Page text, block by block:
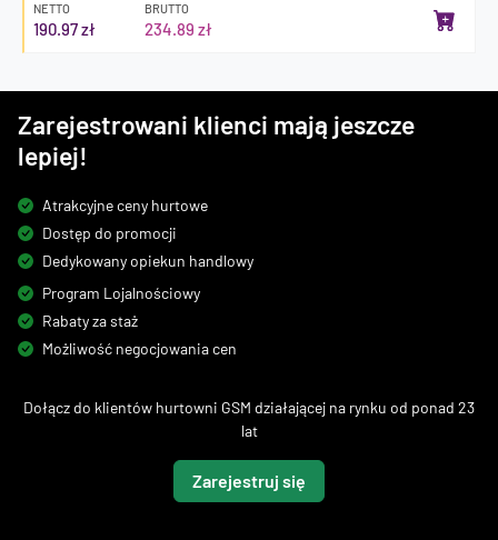
NETTO
190.97 zł
BRUTTO
234.89 zł
Zarejestrowani klienci mają jeszcze
lepiej!
Atrakcyjne ceny hurtowe
Dostęp do promocji
Dedykowany opiekun handlowy
Program Lojalnościowy
Rabaty za staż
Możliwość negocjowania cen
Dołącz do klientów hurtowni GSM działającej na rynku od ponad 23
lat
Zarejestruj się